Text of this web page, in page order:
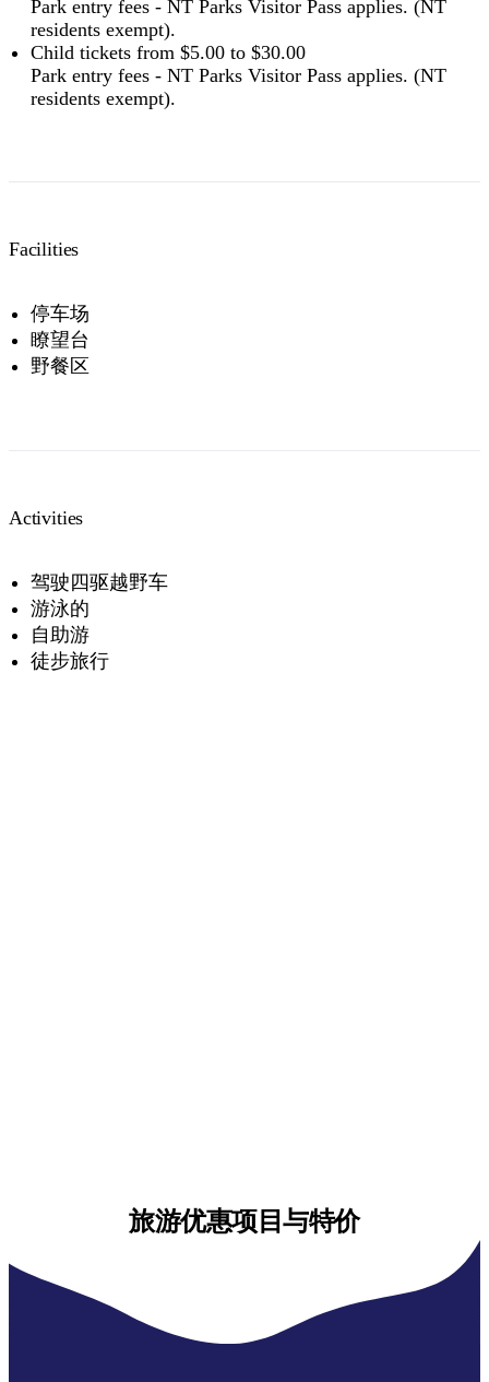
Park entry fees - NT Parks Visitor Pass applies. (NT
residents exempt).
Child tickets from $5.00 to $30.00
Park entry fees - NT Parks Visitor Pass applies. (NT
residents exempt).
Facilities
停车场
瞭望台
野餐区
Activities
驾驶四驱越野车
游泳的
自助游
徒步旅行
旅游优惠项目与特价